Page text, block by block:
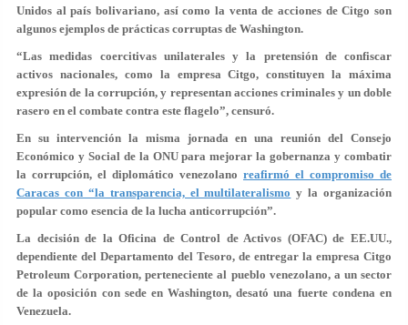
Unidos al país bolivariano, así como la venta de acciones de Citgo son
algunos ejemplos de prácticas corruptas de Washington.
“Las medidas coercitivas unilaterales y la pretensión de confiscar
activos nacionales, como la empresa Citgo, constituyen la máxima
expresión de la corrupción, y representan acciones criminales y un doble
rasero en el combate contra este flagelo”, censuró.
En su intervención la misma jornada en una reunión del Consejo
Económico y Social de la ONU para mejorar la gobernanza y combatir
la corrupción, el diplomático venezolano reafirmó el compromiso de
Caracas con “la transparencia, el multilateralismo y la organización
popular como esencia de la lucha anticorrupción”.
La decisión de la Oficina de Control de Activos (OFAC) de EE.UU.,
dependiente del Departamento del Tesoro, de entregar la empresa Citgo
Petroleum Corporation, perteneciente al pueblo venezolano, a un sector
de la oposición con sede en Washington, desató una fuerte condena en
Venezuela.